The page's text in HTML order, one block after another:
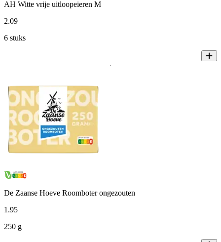
AH Witte vrije uitloopeieren M
2.09
6 stuks
De Zaanse Hoeve Roomboter ongezouten
1 .95
250 g